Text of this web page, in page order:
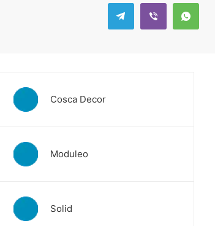
Cosca Decor
Moduleo
Solid